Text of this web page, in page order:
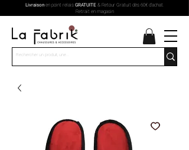
Livraisonen point relais GRATUITE& Retour Gratuit dès 60€ d'achat.
Retrait en magasin